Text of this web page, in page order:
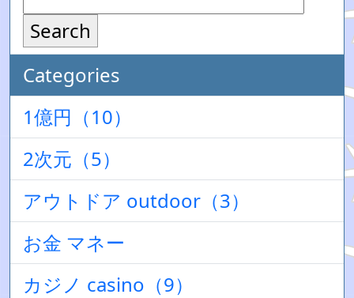
Search
Categories
1億円（10）
2次元（5）
アウトドア outdoor（3）
お金 マネー
カジノ casino（9）